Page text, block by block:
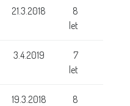
21.3.2018
8
let
3.4.2019
7
let
19.3.2018
8